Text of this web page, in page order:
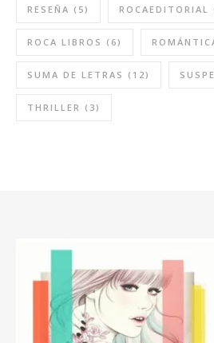
RESEÑA (5) ROCAEDITORIAL
ROCA LIBROS (6)
SUMA DE LETRAS (12)
THRILLER (3)